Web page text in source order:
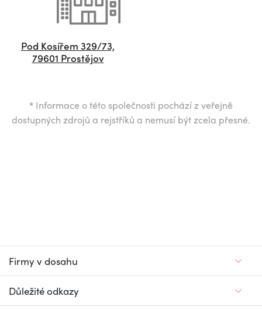
Pod Kosířem 329/73,
79601 Prostějov
* Informace o této společnosti pochází z veřejně
dostupných zdrojů a rejstříků a nemusí být zcela přesné.
Firmy v dosahu
Důležité odkazy